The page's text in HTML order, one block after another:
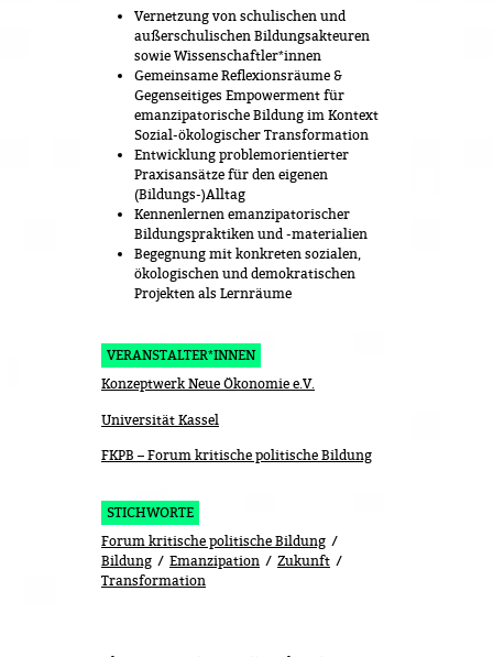
Vernetzung von schulischen und
außerschulischen Bildungsakteuren
sowie Wissenschaftler*innen
Gemeinsame Reflexionsräume &
Gegenseitiges Empowerment für
emanzipatorische Bildung im Kontext
Sozial-ökologischer Transformation
Entwicklung problemorientierter
Praxisansätze für den eigenen
(Bildungs-)Alltag
Kennenlernen emanzipatorischer
Bildungspraktiken und -materialien
Begegnung mit konkreten sozialen,
ökologischen und demokratischen
Projekten als Lernräume
VERANSTALTER*INNEN
Konzeptwerk Neue Ökonomie e.V.
Universität Kassel
FKPB – Forum kritische politische Bildung
STICHWORTE
Forum kritische politische Bildung
Bildung
Emanzipation
Zukunft
Transformation